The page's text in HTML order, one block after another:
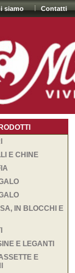
siamo Contatti
E CHINE
IN BLOCCHI E
E LEGANTI
E